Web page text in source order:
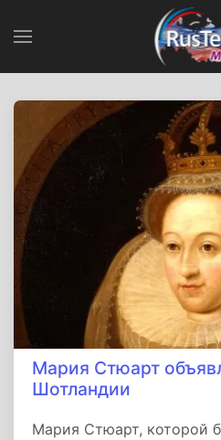
Мария Стюарт
Шотландии
Мария Стюарт, которой